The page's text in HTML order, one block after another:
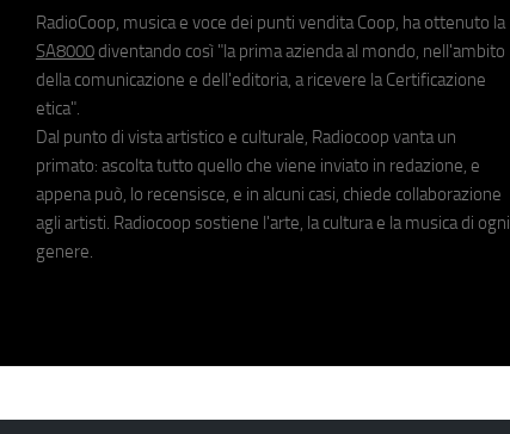
RadioCoop, musica e voce dei punti vendita Coop, ha ottenuto la
SA8000 diventando così "la prima azienda al mondo, nell'ambito
della comunicazione e dell'editoria, a ricevere la Certificazione
etica".
Dal punto di vista artistico e culturale, Radiocoop vanta un
primato: ascolta tutto quello che viene inviato in redazione, e
appena può, lo recensisce, e in alcuni casi, chiede collaborazione
agli artisti. Radiocoop sostiene l'arte, la cultura e la musica di ogni
genere.